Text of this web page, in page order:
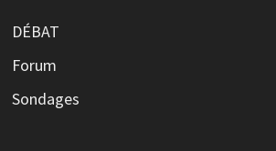
DÉBAT
Forum
Sondages